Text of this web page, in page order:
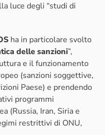
luce degli “studi di
ha in particolare svolto
delle sanzioni”,
e il funzionamento
(sanzioni soggettive,
Paese) e prendendo
programmi
(Russia, Iran, Siria e
restrittivi di ONU,